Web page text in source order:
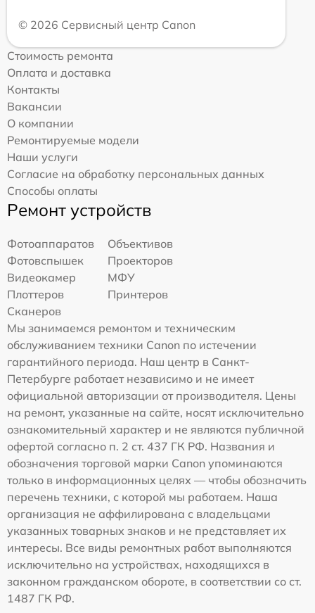
© 2026 Сервисный центр Canon
Стоимость ремонта
Оплата и доставка
Контакты
Вакансии
О компании
Ремонтируемые модели
Наши услуги
Согласие на обработку персональных данных
Способы оплаты
Ремонт устройств
Фотоаппаратов
Объективов
Фотовспышек
Проекторов
Видеокамер
МФУ
Плоттеров
Принтеров
Сканеров
Мы занимаемся ремонтом и техническим
обслуживанием техники Canon по истечении
гарантийного периода. Наш центр в Санкт-
Петербурге работает независимо и не имеет
официальной авторизации от производителя. Цены
на ремонт, указанные на сайте, носят исключительно
ознакомительный характер и не являются публичной
офертой согласно п. 2 ст. 437 ГК РФ. Названия и
обозначения торговой марки Canon упоминаются
только в информационных целях — чтобы обозначить
перечень техники, с которой мы работаем. Наша
организация не аффилирована с владельцами
указанных товарных знаков и не представляет их
интересы. Все виды ремонтных работ выполняются
исключительно на устройствах, находящихся в
законном гражданском обороте, в соответствии со ст.
1487 ГК РФ.